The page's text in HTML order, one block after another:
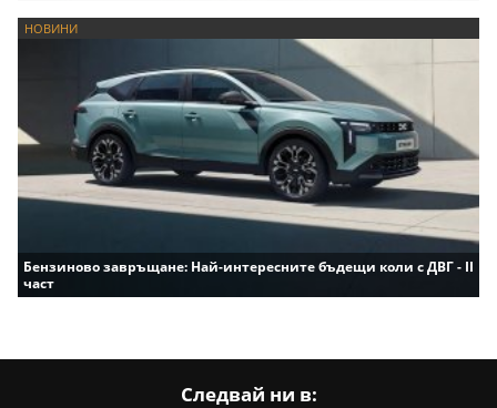
НОВИНИ
Бензиново завръщане: Най-интересните бъдещи коли с ДВГ - II
част
Следвай ни в: